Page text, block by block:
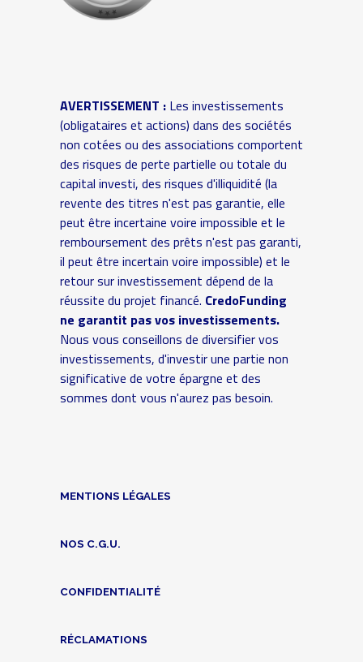
AVERTISSEMENT :Les investissements
(obligataires et actions) dans des sociétés
non cotées ou des associations comportent
des risques de perte partielle ou totale du
capital investi, des risques d'illiquidité (la
revente des titres n'est pas garantie, elle
peut être incertaine voire impossible et le
remboursement des prêts n'est pas garanti,
il peut être incertain voire impossible) et le
retour sur investissement dépend de la
réussite du projet financé. CredoFunding
ne garantit pas vos investissements.
Nous vous conseillons de diversifier vos
investissements, d'investir une partie non
significative de votre épargne et des
sommes dont vous n'aurez pas besoin.
MENTIONS LÉGALES
NOS C.G.U.
CONFIDENTIALITÉ
RÉCLAMATIONS